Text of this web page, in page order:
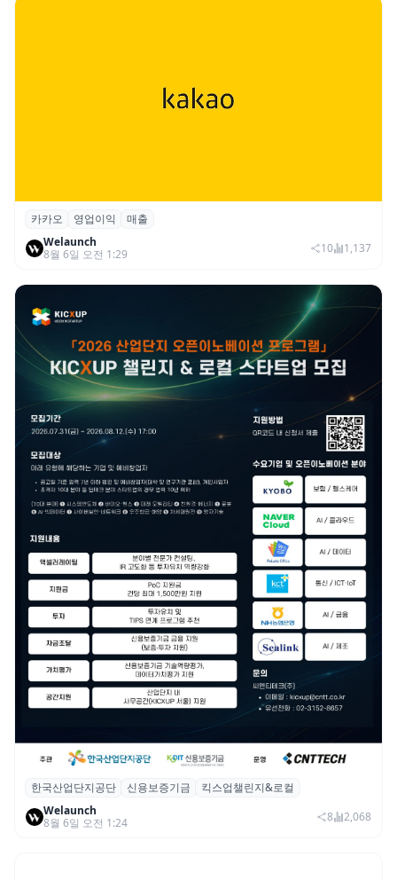
카카오, 2026년 2분기 매출 2조985억·영업
이익 2770억…역대 분기 최대
카카오 영업이익
매출
Welaunch
8월 6일 오전 1:29
10 1,137
산단공·신보, 2026 ‘킥스업 챌린지&로컬’ 참
여 스타트업 모집
한국산업단지공단 신용보증기금
킥스업챌린지&로컬
Welaunch
8월 6일 오전 1:24
8 2,068